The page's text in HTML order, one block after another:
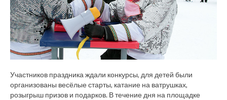
Участников праздника ждали конкурсы, для детей были
организованы весёлые старты, катание на ватрушках,
розыгрыш призов и подарков. В течение дня на площадке